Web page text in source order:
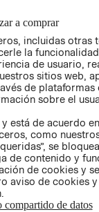
GIFT CARD
AVISO DE
COOKIES
LIBRO DE
a comprar
incluidas otras
la
de usuario,
sitios web,
de plataformas
sobre el
está de acuerdo
como
se
de contenido y
de cookies y
aviso de cookies
de datos